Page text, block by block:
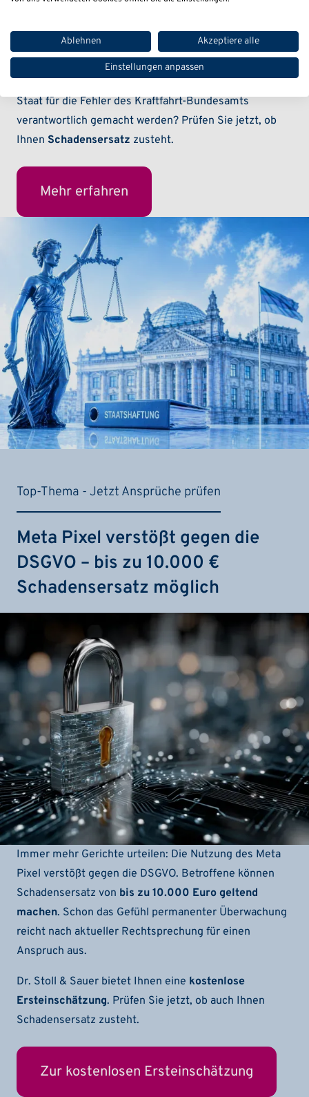
Stilllegungen näher rücken und Hersteller kaum noch
haften.
Doch eröffnet sich jetzt eineneue Chance: Kann der
Staat für die Fehler des Kraftfahrt-Bundesamts
verantwortlich gemacht werden? Prüfen Sie jetzt, ob
IhnenSchadensersatz zusteht.
Mehr erfahren
Top-Thema - Jetzt Ansprüche prüfen
Meta Pixel verstößt gegen die
DSGVO – bis zu 10.000 €
Schadensersatz möglich
Immer mehr Gerichte urteilen: Die Nutzung des Meta
Pixel verstößt gegen die DSGVO. Betroffene können
Schadensersatz von bis zu 10.000 Euro geltend
machen. Schon das Gefühl permanenter Überwachung
reicht nach aktueller Rechtsprechung für einen
Anspruch aus.
Dr. Stoll & Sauer bietet Ihnen eine kostenlose
Ersteinschätzung. Prüfen Sie jetzt, ob auch Ihnen
Schadensersatz zusteht.
Zur kostenlosen Ersteinschätzung
Ablehnen Akzeptiere alle
Einstellungen anpassen